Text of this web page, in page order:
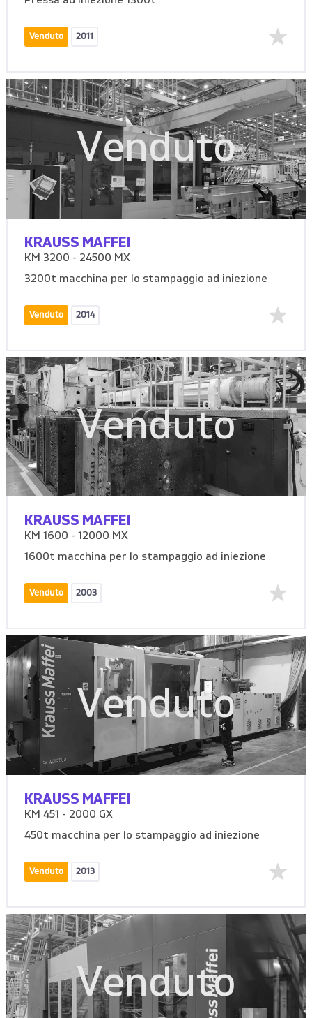
Venduto 2011
Venduto
KRAUSS MAFFEI
KM 3200 - 24500 MX
3200t macchina per lo stampaggio ad iniezione
Venduto 2014
Venduto
KRAUSS MAFFEI
KM 1600 - 12000 MX
1600t macchina per lo stampaggio ad iniezione
Venduto 2003
Venduto
KRAUSS MAFFEI
KM 451 - 2000 GX
450t macchina per lo stampaggio ad iniezione
Venduto 2013
Venduto